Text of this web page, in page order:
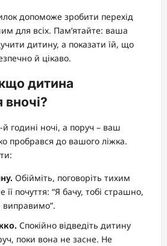
допоможе зробити перехід
для всіх. Пам’ятайте: ваша
дитину, а показати їй, що
й цікаво.
дитина
вночі?
годині ночі, а поруч – ваш
пробрався до вашого ліжка.
Обійміть, поговоріть тихим
її почуття: “Я бачу, тобі страшно,
Спокійно відведіть дитину
поки вона не засне. Не